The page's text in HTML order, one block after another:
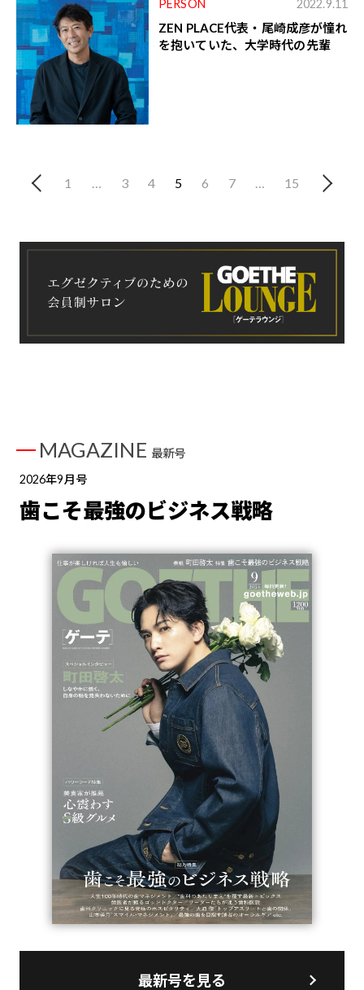
PERSON 2022.9.11
ZEN PLACE代表・尾崎成彦が憧れ
を抱いていた、大学時代の先輩
1 … 3 4 5 6 7 … 15
MAGAZINE 最新号
2026年9月号
歯こそ最強のビジネス戦略
最新号を見る